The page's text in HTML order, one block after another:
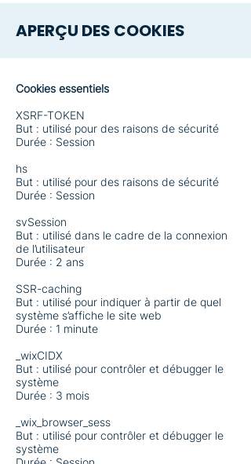
APERÇU DES COOKIES
Cookies essentiels
XSRF-TOKEN
But : utilisé pour des raisons de sécurité
Durée : Session
hs
But : utilisé pour des raisons de sécurité
Durée : Session
svSession
But : utilisé dans le cadre de la connexion
de l’utilisateur
Durée : 2 ans
SSR-caching
But : utilisé pour indiquer à partir de quel
système s’affiche le site web
Durée : 1 minute
_wixCIDX
But : utilisé pour contrôler et débugger le
système
Durée : 3 mois
_wix_browser_sess
But : utilisé pour contrôler et débugger le
système